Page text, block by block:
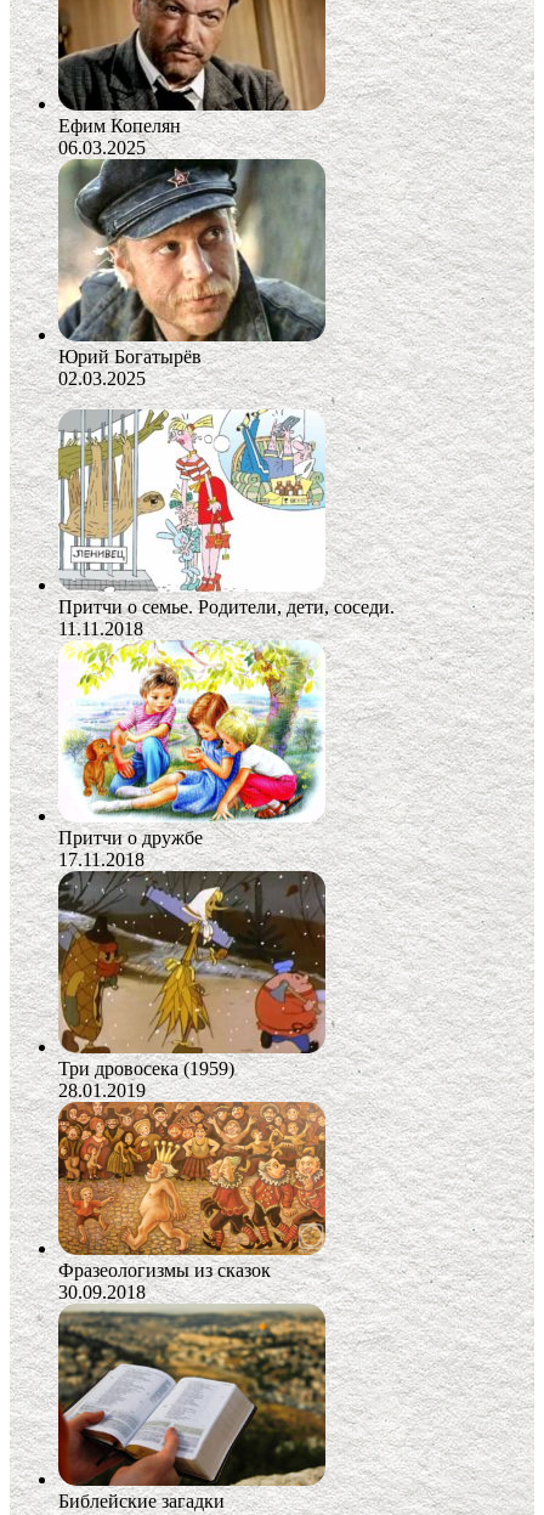
Ефим Копелян
06.03.2025
Юрий Богатырёв
02.03.2025
Притчи о семье. Родители, дети, соседи.
11.11.2018
Притчи о дружбе
17.11.2018
Три дровосека (1959)
28.01.2019
Фразеологизмы из сказок
30.09.2018
Библейские загадки